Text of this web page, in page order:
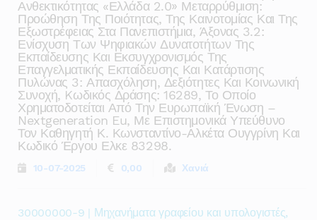
Ανθεκτικότητας «ελλάδα 2.0» Μεταρρύθμιση:
Προώθηση Της Ποιότητας, Της Καινοτομίας Και Της
Εξωστρέφειας Στα Πανεπιστήμια, Άξονας 3.2:
Ενίσχυση Των Ψηφιακών Δυνατοτήτων Της
Εκπαίδευσης Και Εκσυγχρονισμός Της
Επαγγελματικής Εκπαίδευσης Και Κατάρτισης
Πυλώνας 3: Απασχόληση, Δεξιότητες Και Κοινωνική
Συνοχή, Kωδικός Δράσης: 16289, Το Οποίο
Χρηματοδοτείται Από Την Ευρωπαϊκή Ένωση –
Nextgeneration Eu, Με Επιστημονικά Υπεύθυνο
Τον Καθηγητή Κ. Κωνσταντίνο-Αλκέτα Ουγγρίνη Και
Κωδικό Έργου Ελκε 83298.
10-07-2025 0,00 Χανιά
30000000-9 | Μηχανήματα γραφείου και υπολογιστές,